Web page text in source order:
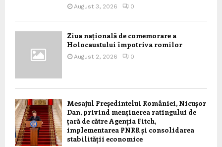
August 3, 2026 0
Ziua națională de comemorare a
Holocaustului împotriva romilor
August 2, 2026 0
Mesajul Președintelui României, Nicușor
Dan, privind menținerea ratingului de
țară de către Agenția Fitch,
implementarea PNRR și consolidarea
stabilității economice